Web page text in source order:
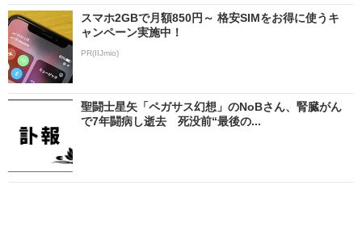
スマホ2GBで月額850円～ 格安SIMをお得に使うキ
ャンペーン実施中！
PR(IIJmio)
聖闘士星矢「ペガサス幻想」のNoBさん、腎臓がん
で7年闘病し逝去 死没前“最後の...